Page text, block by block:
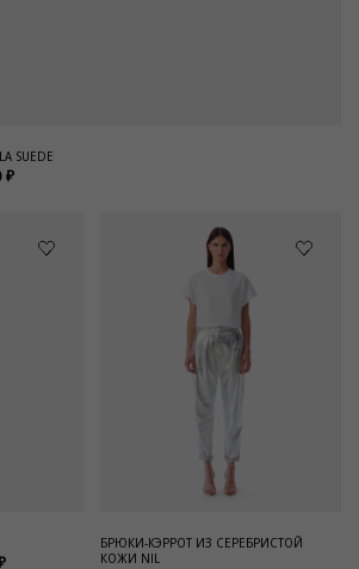
SUEDE
₽
БРЮКИ-КЭРРОТ ИЗ СЕРЕБРИСТОЙ
КОЖИ NIL